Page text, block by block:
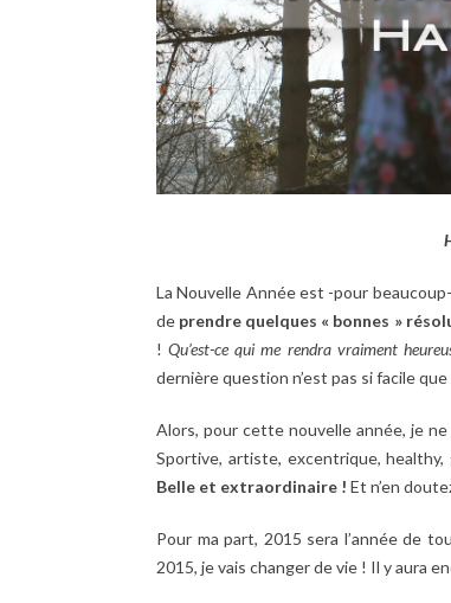
La Nouvelle Année est -pour
de prendre quelques « bonnes »
!Qu’est-ce qui me rendra vraiment
dernière question n’est pas si facile que
Alors, pour cette nouvelle année, je
Sportive, artiste, excentrique,
Belle et extraordinaire ! Et n’en
Pour ma part, 2015 sera l’année de
2015, je vais changer de vie ! Il y aura